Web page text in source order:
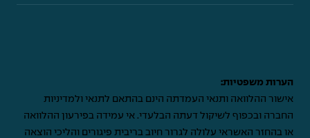
הערות משפטיות:
אישור ההלוואה ותנאי העמדתה הינם בהתאם לתנאי ולמדיניות
החברה ובכפוף לשיקול דעתה הבלעדי. אי עמידה בפירעון ההלוואה
או בהחזר האשראי עלולה לגרור חיוב בריבית פיגורים והליכי הוצאה